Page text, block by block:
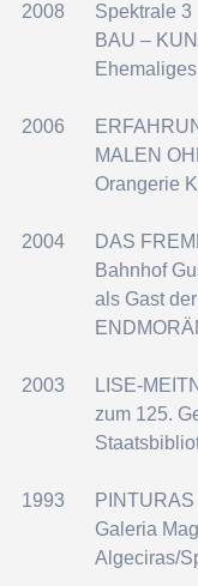
2008
2006
2004
2003
1993
Spektrale 3
BAU –
MALEN
Orangerie
DAS
Bahnhof
als Gast
LISE-
zum 125.
PINTURAS
Galeria
Algeciras/